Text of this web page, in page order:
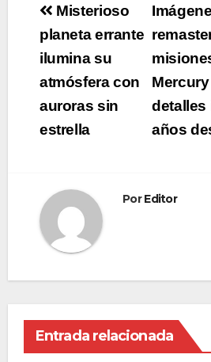
Navegación
de
entradas
detalles
años
Misterioso
planeta errante
ilumina su
atmósfera con
auroras sin
estrella
PorEditor
Entrada relacionada